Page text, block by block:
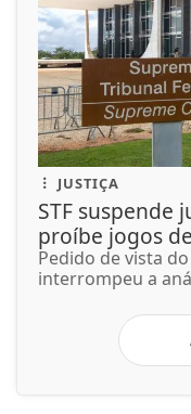
JUSTIÇA
STF suspende
proíbe jogos
Pedido de vista
interrompeu a